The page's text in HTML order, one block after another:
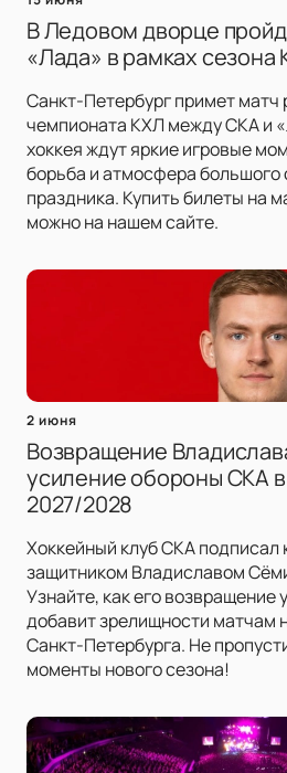
В Ледовом дворце
«Лада» в рамках сезона
Санкт-Петербург примет матч
чемпионата КХЛ между СКА и
хоккея ждут яркие игровые
борьба и атмосфера большого
праздника. Купить билеты на
можно на нашем сайте.
2 июня
Возвращение
усиление обороны СКА
2027/2028
Хоккейный клуб СКА подписал
защитником Владиславом
Узнайте, как его возвращение
добавит зрелищности матчам
Санкт-Петербурга. Не
моменты нового сезона!